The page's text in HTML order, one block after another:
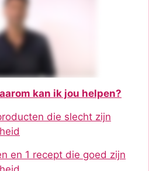
kan ik jou helpen?
die slecht zijn
en 1 recept die goed zijn